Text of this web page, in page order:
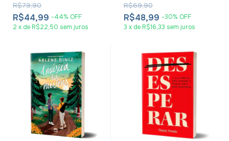
R$44,99 -44% OFF
R$79,90
2 x de R$22,50 sem juros
R$48,99 -30% OFF
R$69,90
3 x de R$16,33 sem juros